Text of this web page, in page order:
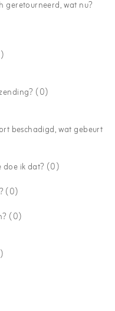
geretourneerd, wat nu?
(0)
beschadigd, wat gebeurt
ik dat? (0)
(0)
(0)